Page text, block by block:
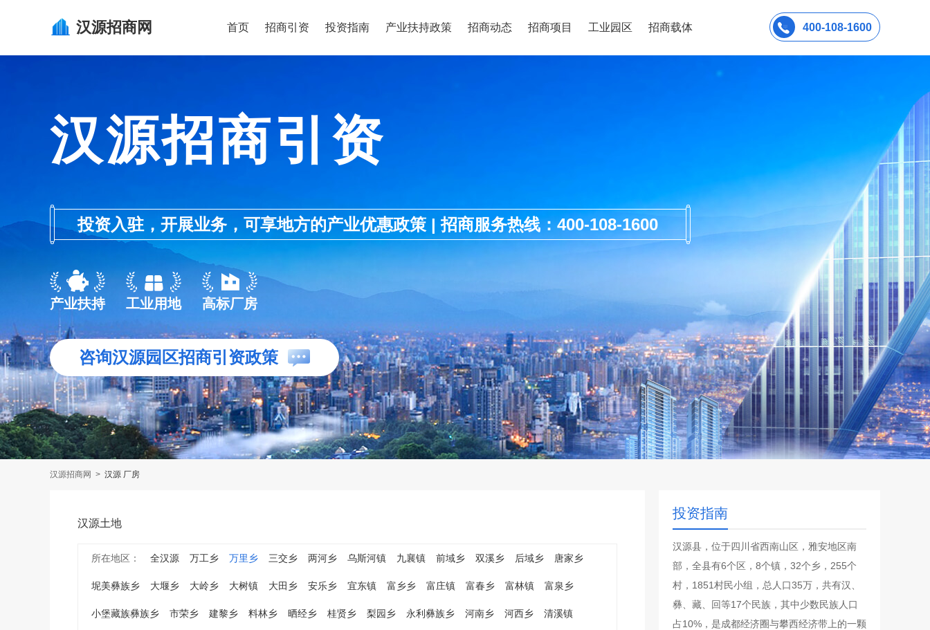
汉源招商网 首页 招商引资 投资指南 产业扶持政策 招商动态 招商项目 工业园区 招商载体 400-108-1600
汉源招商引资
投资入驻，开展业务，可享地方的产业优惠政策 | 招商服务热线：400-108-1600
产业扶持 工业用地 高标厂房
咨询汉源园区招商引资政策
汉源招商网 > 汉源 厂房
汉源土地
所在地区： 全汉源 万工乡 万里乡 三交乡 两河乡 乌斯河镇 九襄镇 前域乡 双溪乡 后域乡 唐家乡
坭美彝族乡 大堰乡 大岭乡 大树镇 大田乡 安乐乡 宜东镇 富乡乡 富庄镇 富春乡 富林镇 富泉乡
小堡藏族彝族乡 市荣乡 建黎乡 料林乡 晒经乡 桂贤乡 梨园乡 永利彝族乡 河南乡 河西乡 清溪镇
投资指南
汉源县，位于四川省西南山区，雅安地区南
部，全县有6个区，8个镇，32个乡，255个
村，1851村民小组，总人口35万，共有汉、
彝、藏、回等17个民族，其中少数民族人口
占10%，是成都经济圈与攀西经济带上的一颗